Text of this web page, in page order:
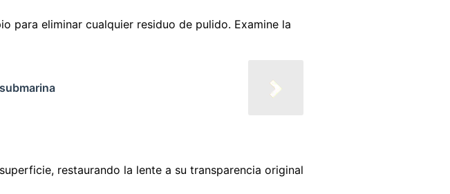
para eliminar cualquier residuo de pulido. Examine la
restaurando la lente a su transparencia original